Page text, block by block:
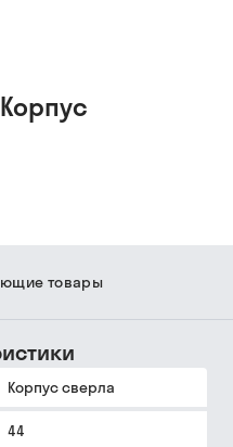
товары
Корпус сверла
44